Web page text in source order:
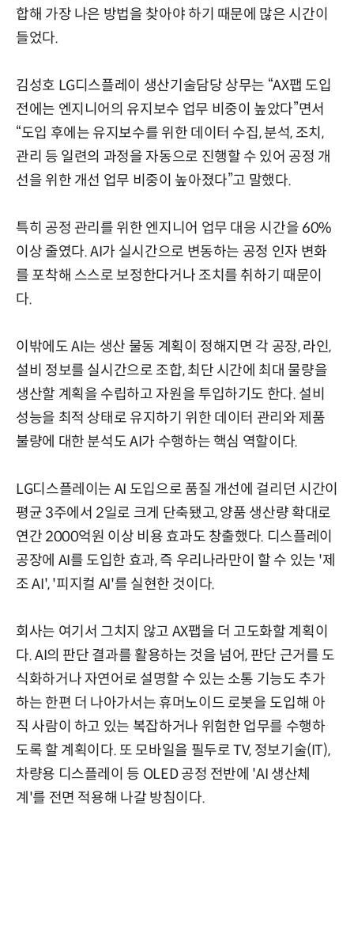
합해 가장 나은 방법을 찾아야 하기 때문에 많은 시간이
들었다.
김성호 LG디스플레이 생산기술담당 상무는 “AX팹 도입
전에는 엔지니어의 유지보수 업무 비중이 높았다”면서
“도입 후에는 유지보수를 위한 데이터 수집, 분석, 조치,
관리 등 일련의 과정을 자동으로 진행할 수 있어 공정 개
선을 위한 개선 업무 비중이 높아졌다”고 말했다.
특히 공정 관리를 위한 엔지니어 업무 대응 시간을 60%
이상 줄였다. AI가 실시간으로 변동하는 공정 인자 변화
를 포착해 스스로 보정한다거나 조치를 취하기 때문이
다.
이밖에도 AI는 생산 물동 계획이 정해지면 각 공장, 라인,
설비 정보를 실시간으로 조합, 최단 시간에 최대 물량을
생산할 계획을 수립하고 자원을 투입하기도 한다. 설비
성능을 최적 상태로 유지하기 위한 데이터 관리와 제품
불량에 대한 분석도 AI가 수행하는 핵심 역할이다.
LG디스플레이는 AI 도입으로 품질 개선에 걸리던 시간이
평균 3주에서 2일로 크게 단축됐고, 양품 생산량 확대로
연간 2000억원 이상 비용 효과도 창출했다. 디스플레이
공장에 AI를 도입한 효과, 즉 우리나라만이 할 수 있는 '제
조 AI', '피지컬 AI'를 실현한 것이다.
회사는 여기서 그치지 않고 AX팹을 더 고도화할 계획이
다. AI의 판단 결과를 활용하는 것을 넘어, 판단 근거를 도
식화하거나 자연어로 설명할 수 있는 소통 기능도 추가
하는 한편 더 나아가서는 휴머노이드 로봇을 도입해 아
직 사람이 하고 있는 복잡하거나 위험한 업무를 수행하
도록 할 계획이다. 또 모바일을 필두로 TV, 정보기술(IT),
차량용 디스플레이 등 OLED 공정 전반에 'AI 생산체
계'를 전면 적용해 나갈 방침이다.